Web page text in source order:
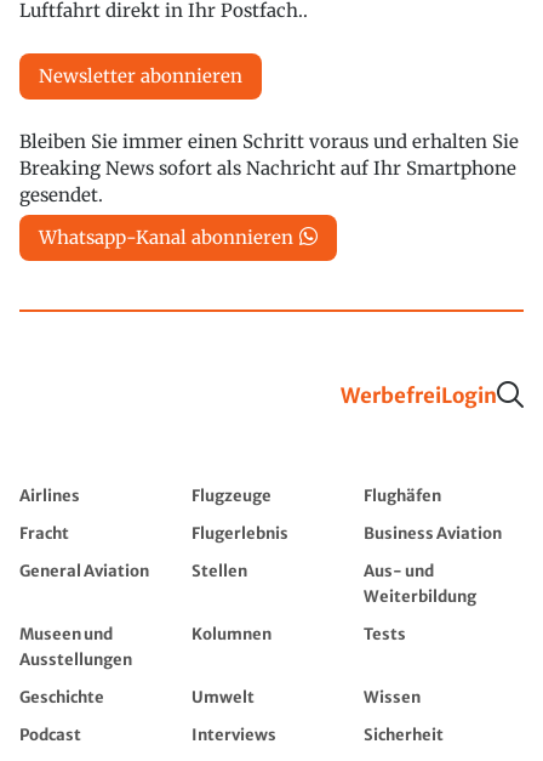
Luftfahrt direkt in Ihr Postfach..
Newsletter abonnieren
Bleiben Sie immer einen Schritt voraus und erhalten Sie
Breaking News sofort als Nachricht auf Ihr Smartphone
gesendet.
Whatsapp-Kanal abonnieren
WerbefreiLogin
Airlines Flugzeuge
Flughäfen
Fracht
Flugerlebnis
Business Aviation
General Aviation
Stellen
Aus- und
Weiterbildung
Museen und
Ausstellungen
Kolumnen Tests
Geschichte Umwelt
Wissen
Podcast
Interviews
Sicherheit